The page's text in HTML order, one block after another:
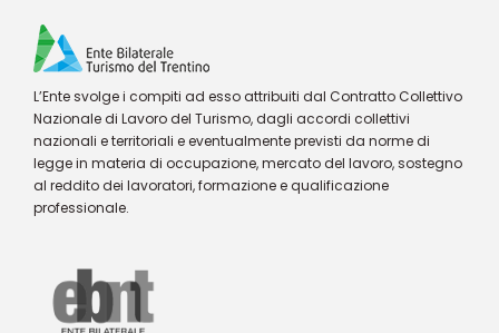
L’Ente svolge i compiti ad esso attribuiti dal Contratto Collettivo
Nazionale di Lavoro del Turismo, dagli accordi collettivi
nazionali e territoriali e eventualmente previsti da norme di
legge in materia di occupazione, mercato del lavoro, sostegno
al reddito dei lavoratori, formazione e qualificazione
professionale.